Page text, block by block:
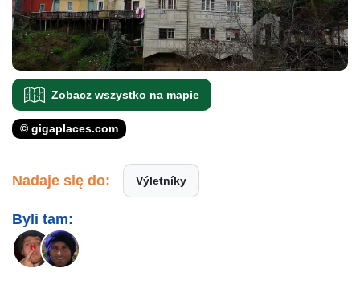
Zobacz wszystko na mapie
© gigaplaces.com
Nadaje się do: Výletníky
Byli tam: